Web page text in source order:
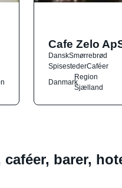
Cafe Zelo
DanskSmørrebrød
SpisestederCaféer
Danmark
Region
Sjælland
barer,